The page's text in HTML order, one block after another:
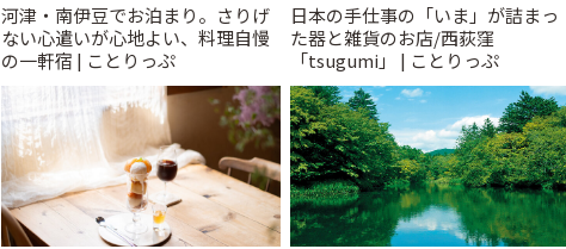
河津・南伊豆でお泊まり。さりげ
ない心遣いが心地よい、料理自慢
の一軒宿 | ことりっぷ
日本の手仕事の「いま」が詰まっ
た器と雑貨のお店/西荻窪
「tsugumi」 | ことりっぷ